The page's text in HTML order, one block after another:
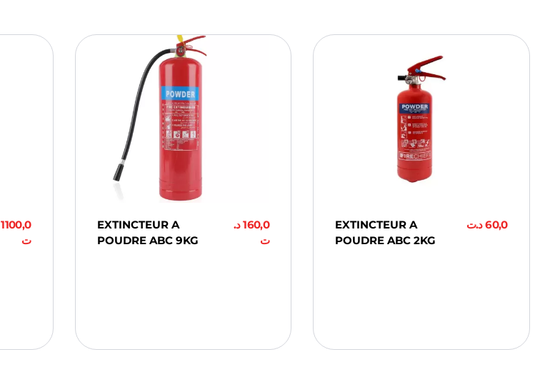
1100,0
ت
EXTINCTEUR A
POUDRE ABC 9KG
160,0د.
ت
EXTINCTEUR A
POUDRE ABC 2KG
60,0د.ت